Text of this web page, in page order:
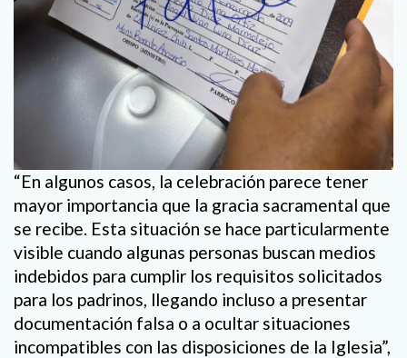
“En algunos casos, la celebración parece tener
mayor importancia que la gracia sacramental que
se recibe. Esta situación se hace particularmente
visible cuando algunas personas buscan medios
indebidos para cumplir los requisitos solicitados
para los padrinos, llegando incluso a presentar
documentación falsa o a ocultar situaciones
incompatibles con las disposiciones de la Iglesia”,